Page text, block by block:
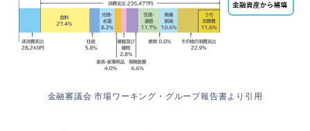
金融審議会 市場ワーキング・グループ報告書より引用